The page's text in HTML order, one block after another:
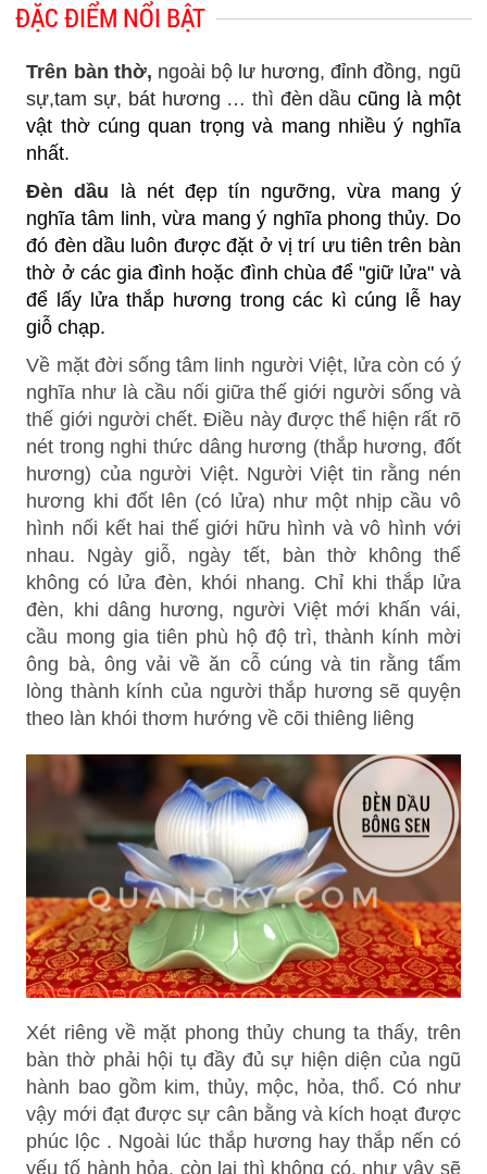
ĐẶC ĐIỂM NỔI BẬT
Trên bàn thờ, ngoài bộlư hương,đỉnh đồng, ngũ
sự,tam sự, bát hương … thì đèn dầu cũng là một
vật thờ cúng quan trọng và mang nhiều ý nghĩa
nhất.
Đèn dầu
là nét đẹp tín ngưỡng, vừa mang ý
nghĩa tâm linh, vừa mang ý nghĩa phong thủy. Do
đó đèn dầu luôn được đặt ở vị trí ưu tiên trên bàn
thờ ở các gia đình hoặc đình chùa để "giữ lửa" và
để lấy lửa thắp hương trong các kì cúng lễ hay
giỗ chạp.
Về mặt đời sống tâm linh người Việt, lửa còn có ý
nghĩa như là cầu nối giữa thế giới người sống và
thế giới người chết. Điều này được thể hiện rất rõ
nét trong nghi thức dâng hương (thắp hương, đốt
hương) của người Việt. Người Việt tin rằng nén
hương khi đốt lên (có lửa) như một nhịp cầu vô
hình nối kết hai thế giới hữu hình và vô hình với
nhau. Ngày giỗ, ngày tết, bàn thờ không thể
không có lửa đèn, khói nhang. Chỉ khi thắp lửa
đèn, khi dâng hương, người Việt mới khấn vái,
cầu mong gia tiên phù hộ độ trì, thành kính mời
ông bà, ông vải về ăn cỗ cúng và tin rằng tấm
lòng thành kính của người thắp hương sẽ quyện
theo làn khói thơm hướng về cõi thiêng liêng
Xét riêng về mặt phong thủy chung ta thấy, trên
bàn thờ phải hội tụ đầy đủ sự hiện diện của ngũ
hành bao gồm kim, thủy, mộc, hỏa, thổ. Có như
vậy mới đạt được sự cân bằng và kích hoạt được
phúc lộc . Ngoài lúc thắp hương hay thắp nến có
yếu tố hành hỏa, còn lại thì không có, như vậy sẽ